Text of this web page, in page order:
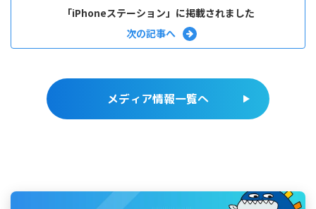
「iPhoneステーション」に掲載されました
メディア情報一覧へ